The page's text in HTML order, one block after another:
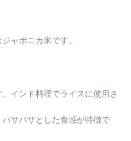
ャポニカ米です。
インド料理でライスに使用さ
サパサとした食感が特徴で